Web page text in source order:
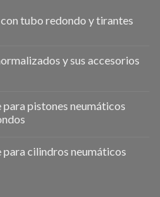
tubo redondo y tirantes
y sus accesorios
pistones neumáticos
cilindros neumáticos